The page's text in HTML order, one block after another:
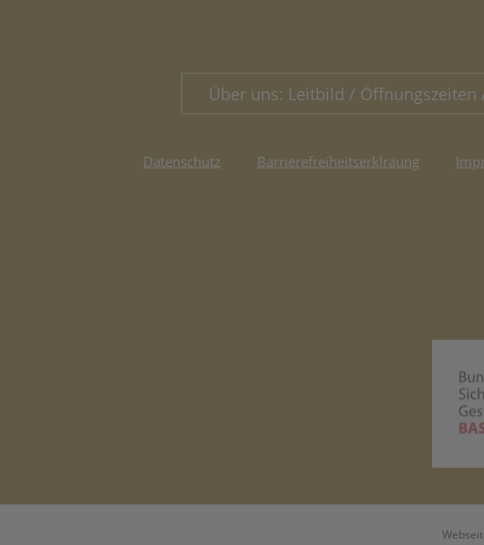
Über uns: Leitbild / Öffnungszeiten
Datenschutz Barrierefreiheitserklräung